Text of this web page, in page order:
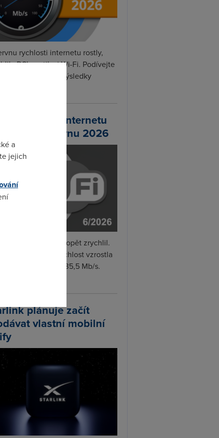
rychlosti internetu rostly,
DSL, optika i Wi-Fi. Podívejte
naše nejnovější výsledky
Wi-Fi internetu
DSL.cz v červnu 2026
Fi internet v červnu opět zrychlil.
naměřená rychlost vzrostla
o 4 % na 35,5 Mb/s.
plánuje začít
vlastní mobilní
a
jejich